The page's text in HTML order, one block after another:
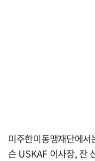
미주한미동맹재단에
슨 USKAF 이사장, 잔